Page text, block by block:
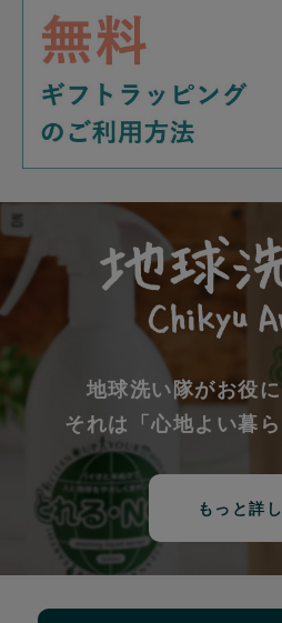
地球洗い隊がお役
それは「心地よい暮
もっと詳し